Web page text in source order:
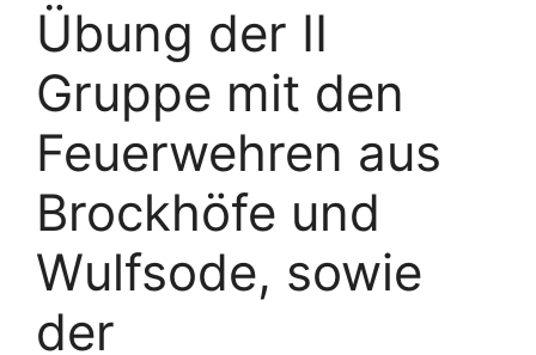
Übung der II
Gruppe mit den
Feuerwehren aus
Brockhöfe und
Wulfsode, sowie
der